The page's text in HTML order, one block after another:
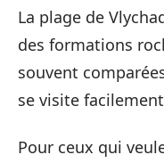
La plage de
des formations
souvent
se visite
Pour ceux qui